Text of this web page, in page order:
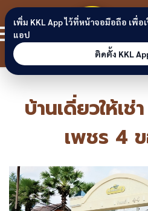
Skip to content
บ้านเดี่ยวให้เ
เพชร 4
เพิ่ม KKL App ไว้ที่หน้าจอมือถือ เพื่อ
แอป
ติดตั้ง KKL